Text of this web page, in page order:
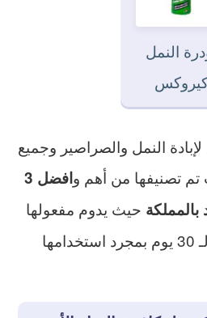
النمل
النمل والصراصير وجميع
تصنيفها من أهم و
افضل 3
بالمملكة حيث يدوم مفعولها
إلى مدة زمنية تتخطى الـ 30 يوم بمجرد استخدامها